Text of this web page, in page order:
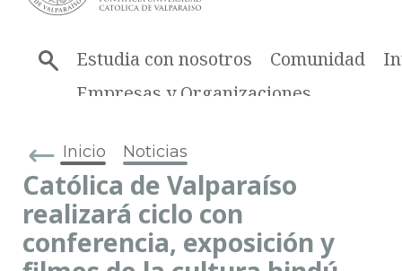
Estudia con nosotros Comunidad
Empresas y Organizaciones
Inicio Noticias
Católica de Valparaíso
realizará ciclo con
conferencia, exposición y